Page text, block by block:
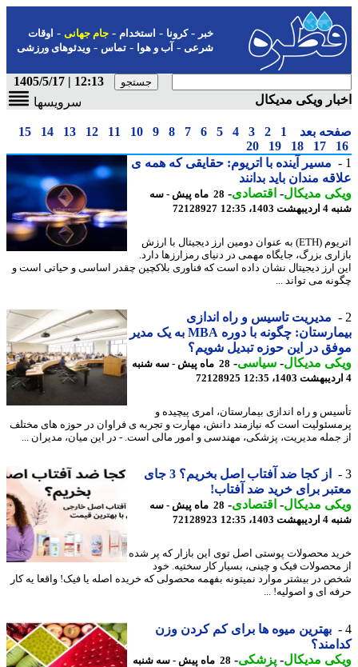
-کرونا-استخدام- جام جهانی-اوقات
شرعی-آب و هوا-تماس-ویدئوهای ورزشی
12:13 | 1405/5/17
ویکی مدیکال
سرویسها
بعد 1
2
3
4
5
6
7
8
9
10
11
12
13
14
15
17
18
19
20
مسیر آینده با اتریوم: حقایقی که همه ی
مندان باید بدانند
مدیکال-اقتصادی-
28 ماه پیش - سه
12:35
72128927
اتریوم (ETH) به عنوان دومین ارز دیجیتال با ارزش
بزرگ، جایگاه مهمی در دنیای رمزارزها دارد.
ارز دیجیتال نشان داده است که فناوری بلاکچین چقدر اساسی و حیاتی است و
می تواند ...
مدیریت تاسیس و راه اندازی
بیمارستان: چگونه با دوره MBA به یک مدیر
در این حوزه تبدیل شویم؟
مدیکال-سیاسی-
28 ماه پیش - سه شنبه
72128925
و راه اندازی بیمارستان، امری پیچیده و
است که نیازمند دانش، مهارت و تجربه ی فراوان در حوزه های مختلف
مدیریت، پزشکی، مهندسی و امور مالی است. - در این میان، مدیران ...
از کجا ضد آفتاب اصل بخریم؟ 3 جای
برای خرید ضد آفتاب!
مدیکال-اقتصادی-
28 ماه پیش - سه
12:35
72128923
محصولات پوستی اصل توی این بازار که پر شده
فیک و چینی، بسیار کار سختیه. خود
در بیشتر موارد نمیتونه بفهمه محصولی که خریده اصله یا فیک! واقعا یه کار
ای و اصولیه! ...
بهترین میوه ها برای کم کردن وزن
مدیکال-پزشکی-
28 ماه پیش - سه شنبه